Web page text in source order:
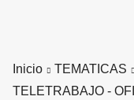
Inicio
TEMATICAS
TELETRABAJO -